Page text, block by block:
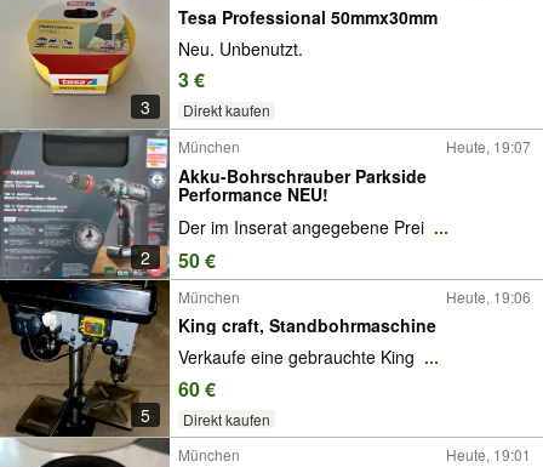
3
Tesa Professional 50mmx30mm
Neu. Unbenutzt.
3 €
Direkt kaufen
2
München Heute, 19:07
Akku-Bohrschrauber Parkside
Performance NEU!
Der im Inserat angegebene Prei ...
50 €
5
München Heute, 19:06
King craft, Standbohrmaschine
Verkaufe eine gebrauchte King ...
60 €
Direkt kaufen
München Heute, 19:01